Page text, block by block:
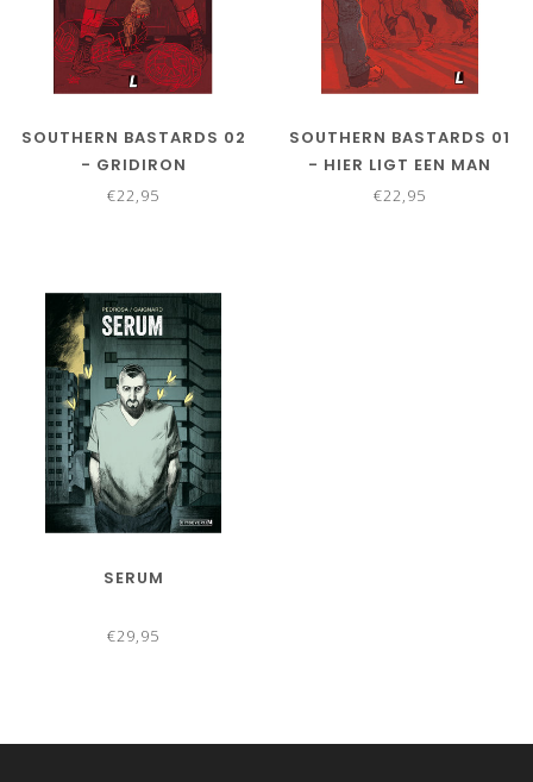
SOUTHERN BASTARDS 02
- GRIDIRON
€22,95
SOUTHERN BASTARDS 01
- HIER LIGT EEN MAN
€22,95
SERUM
€29,95